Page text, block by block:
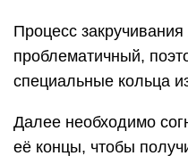
Процесс
проблематичный,
специальные кольца
Далее необходимо
её концы, чтобы